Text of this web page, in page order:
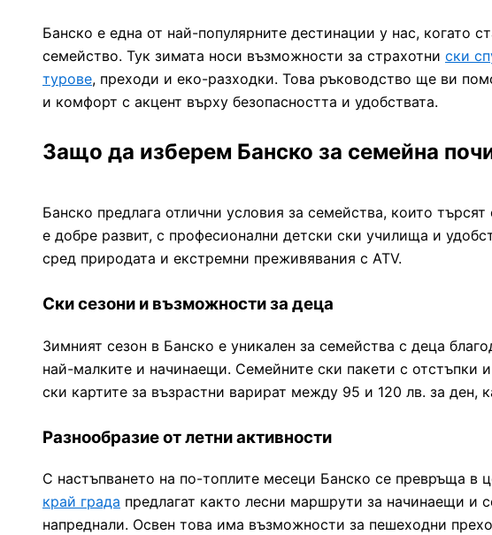
Банско е една от най-популярните дестинации у нас, когато
семейство. Тук зимата носи възможности за страхотни ски
турове, преходи и еко-разходки. Това ръководство ще ви
и комфорт с акцент върху безопасността и удобствата.
Защо да изберем Банско за семейна
Банско предлага отлични условия за семейства, които
е добре развит, с професионални детски ски училища и
сред природата и екстремни преживявания с ATV.
Ски сезони и възможности за деца
Зимният сезон в Банско е уникален за семейства с деца
най-малките и начинаещи. Семейните ски пакети с отстъпки
ски картите за възрастни варират между 95 и 120 лв. за ден,
Разнообразие от летни активности
С настъпването на по-топлите месеци Банско се превръща в
край града предлагат както лесни маршрути за начинаещи и
напреднали. Освен това има възможности за пешеходни